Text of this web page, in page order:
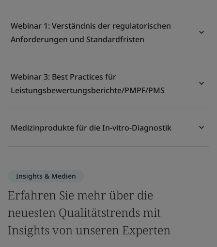
Webinar 1: Verständnis der regulatorischen
Anforderungen und Standardfristen
Webinar 3: Best Practices für
Leistungsbewertungsberichte/PMPF/PMS
Medizinprodukte für die In-vitro-Diagnostik
Insights & Medien
Erfahren Sie mehr über die
neuesten Qualitätstrends mit
Insights von unseren Experten